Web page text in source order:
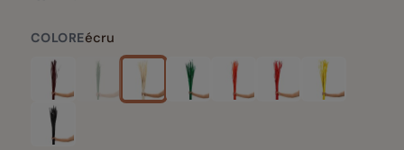
COLOREécru